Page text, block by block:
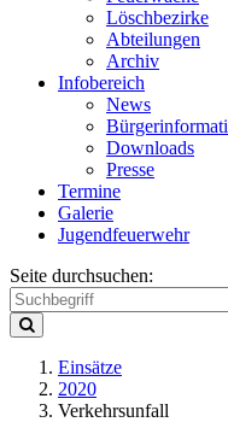
Löschbezirke
Abteilungen
Archiv
Infobereich
News
Downloads
Presse
Termine
Galerie
Jugendfeuerwehr
Seite durchsuchen:
Einsätze
2020
Verkehrsunfall